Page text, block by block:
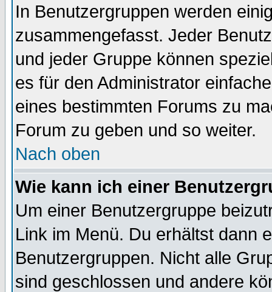
In Benutzergruppen werden
zusammengefasst. Jeder
und jeder Gruppe können
es für den Administrator
eines bestimmten Forums zu
Forum zu geben und so weiter.
Nach oben
Wie kann ich einer
Um einer Benutzergruppe
Link im Menü. Du erhältst dann
Benutzergruppen. Nicht alle
sind geschlossen und andere